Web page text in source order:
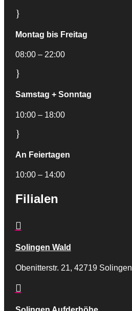
}
Montag bis Freitag
08:00 – 22:00
}
Samstag + Sonntag
10:00 – 18:00
}
An Feiertagen
10:00 – 14:00
Filialen

Solingen Wald
Obenitterstr. 21, 42719 Solingen
